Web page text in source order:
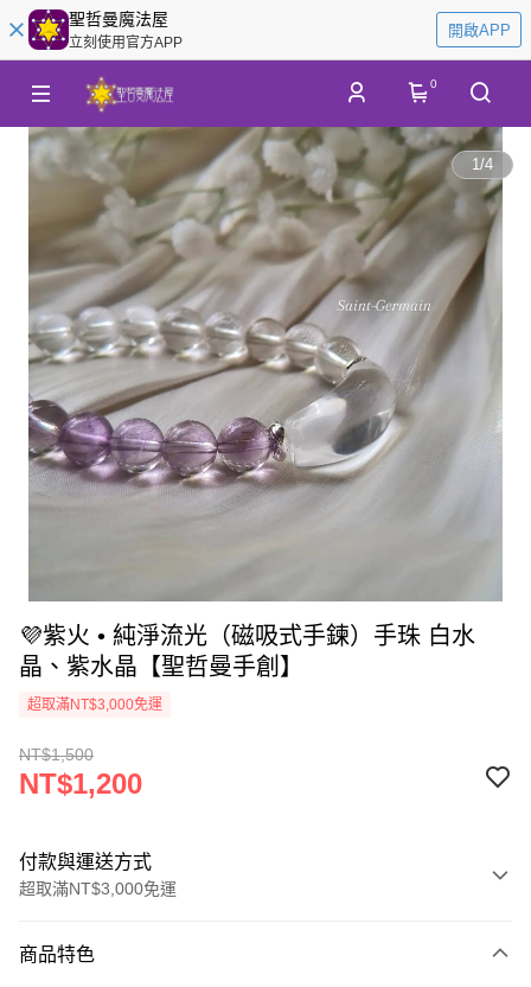
聖哲曼魔法屋
立刻使用官方APP
開啟APP
0
1/4
💜紫火 • 純淨流光（磁吸式手鍊）手珠 白水
晶、紫水晶【聖哲曼手創】
超取滿NT$3,000免運
NT$1,500
NT$1,200
付款與運送方式
超取滿NT$3,000免運
信用卡一次付款
商品特色